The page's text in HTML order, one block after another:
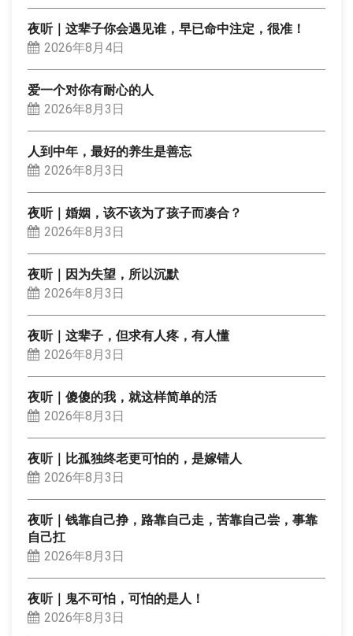
夜听｜这辈子你会遇见谁，早已命中注定，很准！
2026年8月4日
爱一个对你有耐心的人
2026年8月3日
人到中年，最好的养生是善忘
2026年8月3日
夜听｜婚姻，该不该为了孩子而凑合？
2026年8月3日
夜听｜因为失望，所以沉默
2026年8月3日
夜听｜这辈子，但求有人疼，有人懂
2026年8月3日
夜听｜傻傻的我，就这样简单的活
2026年8月3日
夜听｜比孤独终老更可怕的，是嫁错人
2026年8月3日
夜听｜钱靠自己挣，路靠自己走，苦靠自己尝，事靠
自己扛
2026年8月3日
夜听｜鬼不可怕，可怕的是人！
2026年8月3日